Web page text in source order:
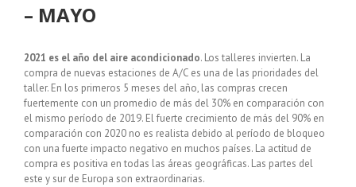
– MAYO
2021 es el año del aire acondicionado. Los talleres invierten. La
compra de nuevas estaciones de A/C es una de las prioridades del
taller. En los primeros 5 meses del año, las compras crecen
fuertemente con un promedio de más del 30% en comparación con
el mismo período de 2019. El fuerte crecimiento de más del 90% en
comparación con 2020 no es realista debido al período de bloqueo
con una fuerte impacto negativo en muchos países. La actitud de
compra es positiva en todas las áreas geográficas. Las partes del
este y sur de Europa son extraordinarias.